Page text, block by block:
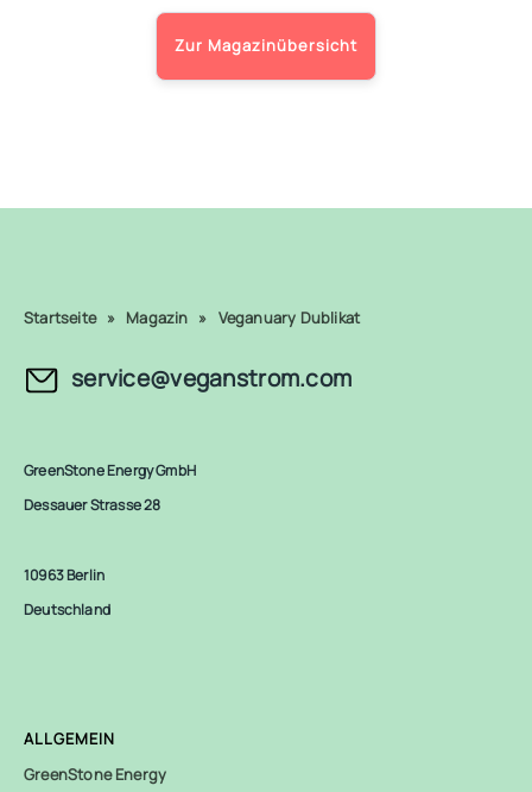
Zur Magazinübersicht
Startseite » Magazin » Veganuary Dublikat
service@veganstrom.com
GreenStone Energy GmbH
Dessauer Strasse 28
10963 Berlin
Deutschland
ALLGEMEIN
GreenStone Energy